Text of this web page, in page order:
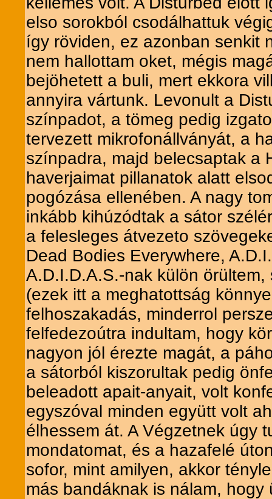
elso sorokból csodálhattuk
így röviden, ez azonban senkit
nem hallottam oket, mégis
bejöhetett a buli, mert ekkora
annyira vártunk. Levonult a
színpadot, a tömeg pedig
tervezett mikrofonállványát, a
színpadra, majd belecsaptak a
haverjaimat pillanatok alatt
pogózása ellenében. A nagy
inkább kihúzódtak a sátor
a felesleges átvezeto
Dead Bodies Everywhere,
A.D.I.D.A.S.-nak külön
(ezek itt a meghatottság
felhoszakadás, minderrol
felfedezoútra indultam, hogy
nagyon jól érezte magát, a
a sátorból kiszorultak pedig
beleadott apait-anyait, volt
egyszóval minden együtt volt
élhessem át. A Végzetnek úgy
mondatomat, és a hazafelé
sofor, mint amilyen, akkor
más bandáknak is nálam,